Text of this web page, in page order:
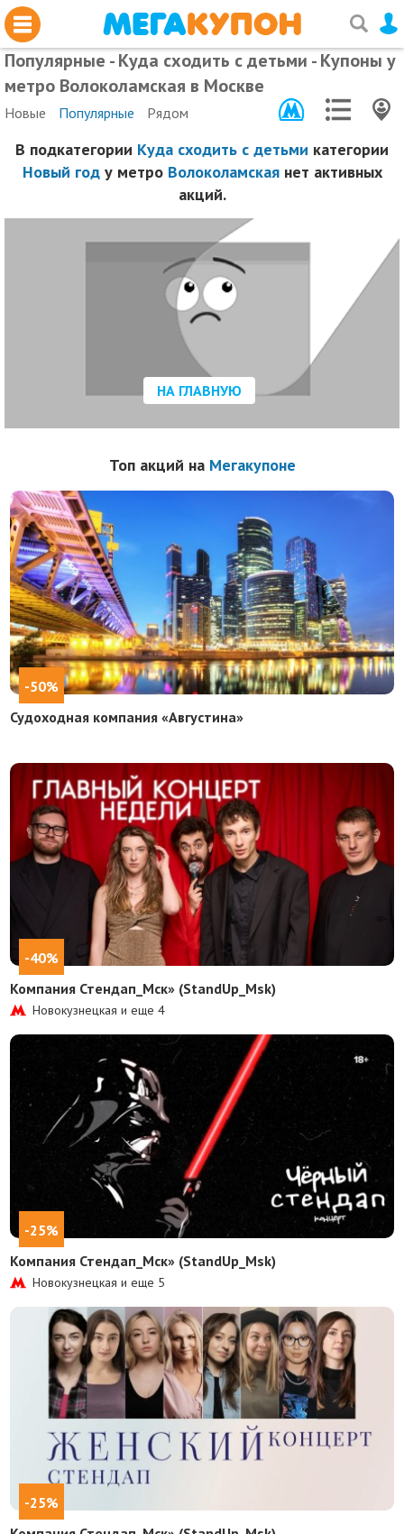
Популярные - Куда сходить с детьми - Купоны у
метро Волоколамская в Москве
Новые Популярные Рядом
В подкатегории Куда сходить с детьми категории
Новый году метро Волоколамскаянет активных
акций.
НА ГЛАВНУЮ
Топ акций на Мегакупоне
-50%
Судоходная компания «Августина»
-40%
Компания Стендап_Мск» (StandUp_Msk)
Новокузнецкая и еще4
-25%
Компания Стендап_Мск» (StandUp_Msk)
Новокузнецкая и еще 5
-25%